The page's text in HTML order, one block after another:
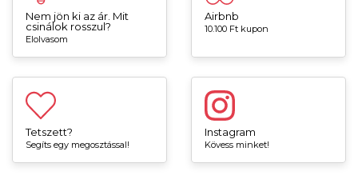
Nem jön ki az ár. Mit
csinálok rosszul?
Elolvasom
Airbnb
10.100 Ft kupon
Tetszett?
Segíts egy megosztással!
Instagram
Kövess minket!